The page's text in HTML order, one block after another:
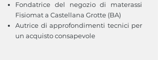
Fondatrice del negozio di materassi
Fisiomat a Castellana Grotte (BA)
Autrice di approfondimenti tecnici per
un acquisto consapevole